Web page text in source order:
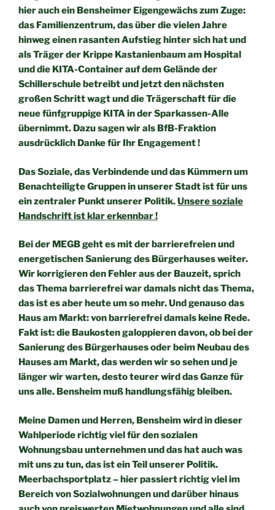
hier auch ein Bensheimer Eigengewächs zum Zuge:
das Familienzentrum, das über die vielen Jahre
hinweg einen rasantenAufstieg hinter sich hat und
als Träger der Krippe Kastanienbaumam Hospital
und die KITA-Container auf dem Gelände der
Schillerschule betreibt und jetzt den nächsten
großen Schritt wagtund die Trägerschaft für die
neue fünfgruppige KITA in derSparkassen-Alle
übernimmt. Dazu sagen wir als BfB-Fraktion
ausdrücklich Danke für Ihr Engagement !
Das Soziale, das Verbindende und das Kümmern um
BenachteiligteGruppen in unserer Stadt ist für uns
ein zentraler Punkt unserer Politik.Unsere soziale
Handschrift ist klar erkennbar !
Bei der MEGB geht es mit der barrierefreien und
energetischenSanierung des Bürgerhauses weiter.
Wir korrigieren den Fehler ausder Bauzeit, sprich
das Thema barrierefrei war damals nicht dasThema,
das ist es aber heute um so mehr. Und genauso das
Hausam Markt: von barrierefrei damals keine Rede.
Fakt ist: die Baukosten galoppieren davon, ob bei der
Sanierung des Bürgerhauses oder beim Neubau des
Hauses am Markt, das werdenwir so sehen und je
länger wir warten, desto teurer wird das Ganzefür
uns alle. Bensheim muß handlungsfähig bleiben.
Meine Damen und Herren, Bensheim wird in dieser
Wahlperiode richtig viel für den sozialen
Wohnungsbau unternehmen und das hat auch was
mit uns zu tun,das ist ein Teil unserer Politik.
Meerbachsportplatz – hier passiert richtig viel im
Bereich vonSozialwohnungen und darüber hinaus